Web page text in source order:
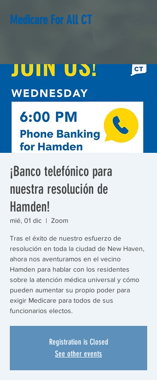
Medicare For All CT
¡Banco telefónico para
nuestra resolución de
Hamden!
mié, 01 dic
  |
Zoom
Tras el éxito de nuestro esfuerzo de
resolución en toda la ciudad de New Haven,
ahora nos aventuramos en el vecino
Hamden para hablar con los residentes
sobre la atención médica universal y cómo
pueden aumentar su propio poder para
exigir Medicare para todos de sus
funcionarios electos.
Registration is Closed
See other events